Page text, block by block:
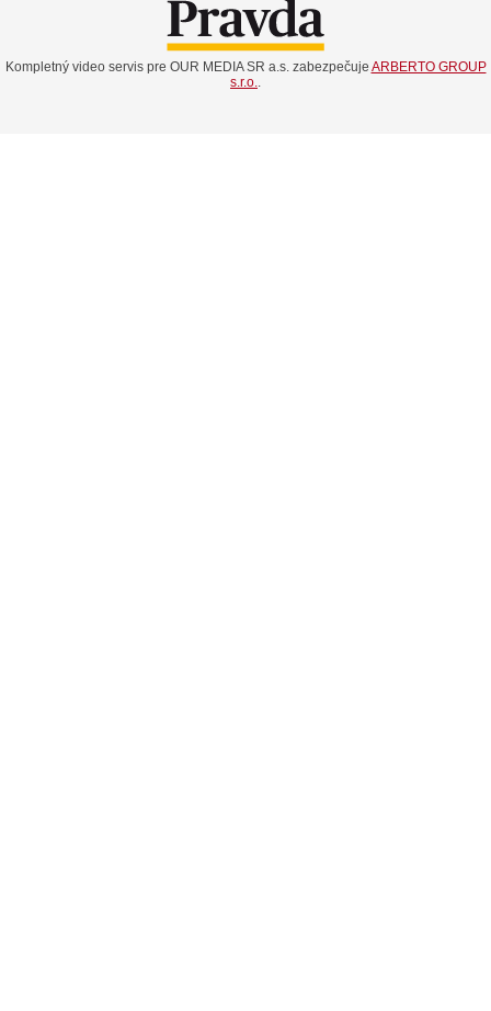
Kompletný video servis pre OUR MEDIA SR a.s. zabezpečuje ARBERTO GROUP
s.r.o.